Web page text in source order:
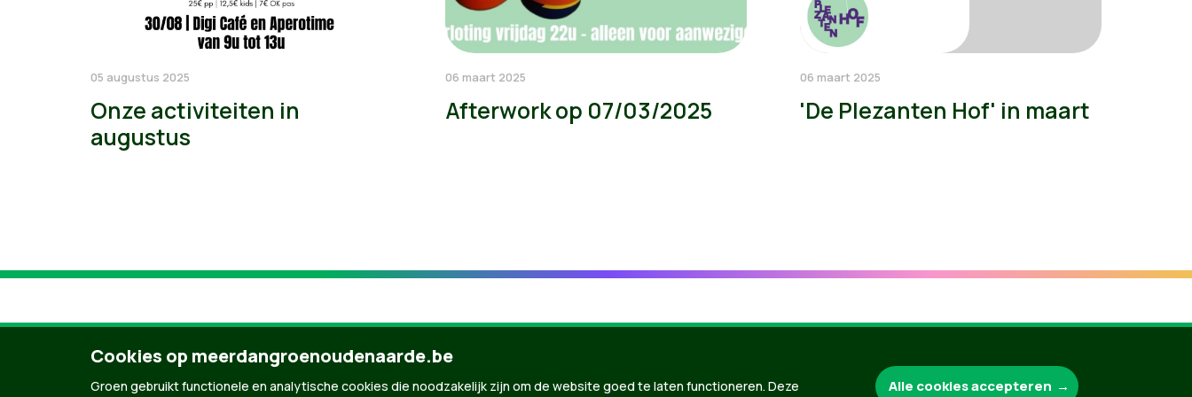
05 augustus 2025
Onze activiteiten in
augustus
06 maart 2025
Afterwork op 07/03/2025
06 maart 2025
'De Plezanten Hof' in maart
Groen.be
Cookies op meerdangroenoudenaarde.be
Groen gebruikt functionele en analytische cookies die noodzakelijk zijn om de website goed te laten functioneren. Deze Alle cookies accepteren